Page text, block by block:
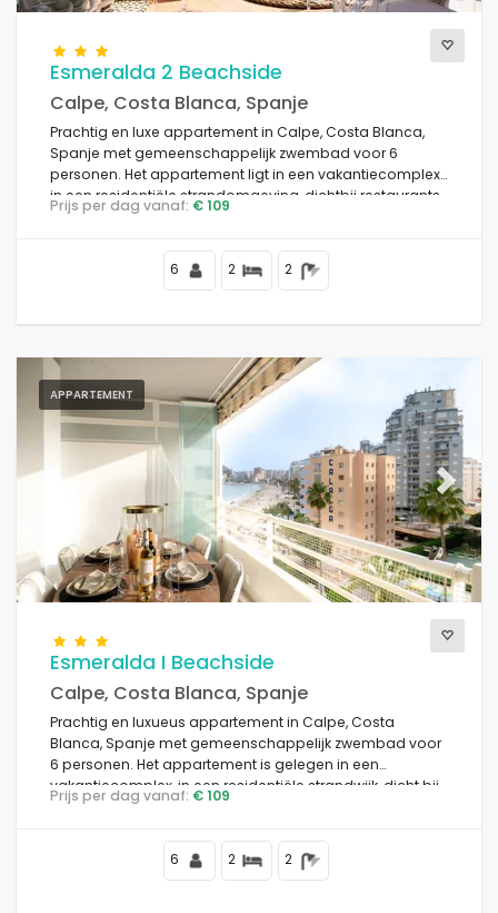
Esmeralda 2 Beachside
Calpe, Costa Blanca, Spanje
Prachtig en luxe appartement in Calpe, Costa Blanca,
Spanje met gemeenschappelijk zwembad voor 6
personen. Het appartement ligt in een vakantiecomplex
in een residentiële strandomgeving, dichtbij restaurants
en bars, winkels en supermarkten, op 50 m van het
Calpe en 50 m van de Middellandse Zee.
Prijs per dag vanaf: € 109
6 2 2
APPARTEMENT
Next
Esmeralda I Beachside
Calpe, Costa Blanca, Spanje
Prachtig en luxueus appartement in Calpe, Costa
Blanca, Spanje met gemeenschappelijk zwembad voor
6 personen. Het appartement is gelegen in een
vakantiecomplex, in een residentiële strandwijk, dicht bij
restaurants en bars, winkels en supermarkten, op 50 m
van Calpe en 50 m van de Middellandse Zee.
Prijs per dag vanaf: € 109
6 2 2